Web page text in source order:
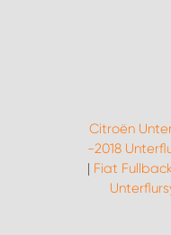
Citroën
-2018
| Fiat